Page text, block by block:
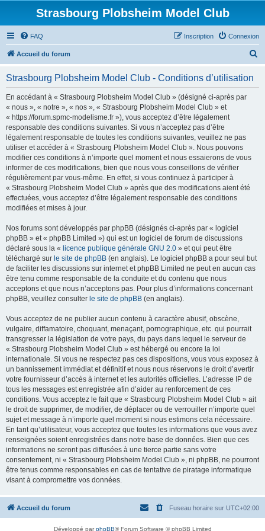
Strasbourg Plobsheim Model Club
FAQ Connexion
Inscription
Accueil du forum
Strasbourg Plobsheim Model Club - Conditions d’utilisation
En accédant à « Strasbourg Plobsheim Model Club » (désigné ci-après par
« nous », « notre », « nos », « Strasbourg Plobsheim Model Club » et
« https://forum.spmc-modelisme.fr »), vous acceptez d’être légalement
responsable des conditions suivantes. Si vous n’acceptez pas d’être
légalement responsable de toutes les conditions suivantes, veuillez ne pas
utiliser et accéder à « Strasbourg Plobsheim Model Club ». Nous pouvons
modifier ces conditions à n’importe quel moment et nous essaierons de vous
informer de ces modifications, bien que nous vous conseillons de vérifier
régulièrement par vous-même. En effet, si vous continuez à participer à
« Strasbourg Plobsheim Model Club » après que des modifications aient été
effectuées, vous acceptez d’être légalement responsable des conditions
modifiées et mises à jour.
Nos forums sont développés par phpBB (désignés ci-après par « logiciel
phpBB » et « phpBB Limited ») qui est un logiciel de forum de discussions
déclaré sous la « licence publique générale GNU 2.0 » et qui peut être
téléchargé sur le site de phpBB (en anglais). Le logiciel phpBB a pour seul but
de faciliter les discussions sur internet et phpBB Limited ne peut en aucun cas
être tenu comme responsable de la conduite et du contenu que nous
acceptons et que nous n’acceptons pas. Pour plus d’informations concernant
phpBB, veuillez consulter le site de phpBB (en anglais).
Vous acceptez de ne publier aucun contenu à caractère abusif, obscène,
vulgaire, diffamatoire, choquant, menaçant, pornographique, etc. qui pourrait
transgresser la législation de votre pays, du pays dans lequel le serveur de
« Strasbourg Plobsheim Model Club » est hébergé ou encore la loi
internationale. Si vous ne respectez pas ces dispositions, vous vous exposez à
un bannissement immédiat et définitif et nous nous réservons le droit d’avertir
votre fournisseur d’accès à internet et les autorités officielles. L’adresse IP de
tous les messages est enregistrée afin d’aider au renforcement de ces
conditions. Vous acceptez le fait que « Strasbourg Plobsheim Model Club » ait
le droit de supprimer, de modifier, de déplacer ou de verrouiller n’importe quel
sujet et message à n’importe quel moment si nous estimons cela nécessaire.
En tant qu’utilisateur, vous acceptez que toutes les informations que vous avez
renseignées soient enregistrées dans notre base de données. Bien que ces
informations ne seront pas diffusées à une tierce partie sans votre
consentement, ni « Strasbourg Plobsheim Model Club », ni phpBB, ne pourront
être tenus comme responsables en cas de tentative de piratage informatique
visant à compromettre vos données.
Accueil du forum Fuseau horaire sur UTC+02:00
Développé parphpBB® Forum Software © phpBB Limited